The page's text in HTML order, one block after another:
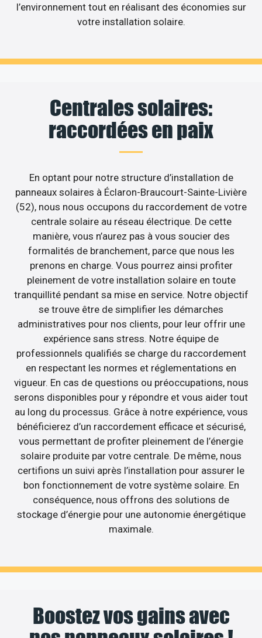
l’environnement tout en réalisant des économies sur
votre installation solaire.
Centrales solaires:
raccordées en paix
En optant pour notre structure d’installation de
panneaux solaires à Éclaron-Braucourt-Sainte-Livière
(52), nous nous occupons du raccordement de votre
centrale solaire au réseau électrique. De cette
manière, vous n’aurez pas à vous soucier des
formalités de branchement, parce que nous les
prenons en charge. Vous pourrez ainsi profiter
pleinement de votre installation solaire en toute
tranquillité pendant sa mise en service. Notre objectif
se trouve être de simplifier les démarches
administratives pour nos clients, pour leur offrir une
expérience sans stress. Notre équipe de
professionnels qualifiés se charge du raccordement
en respectant les normes et réglementations en
vigueur. En cas de questions ou préoccupations, nous
serons disponibles pour y répondre et vous aider tout
au long du processus. Grâce à notre expérience, vous
bénéficierez d’un raccordement efficace et sécurisé,
vous permettant de profiter pleinement de l’énergie
solaire produite par votre centrale. De même, nous
certifions un suivi après l’installation pour assurer le
bon fonctionnement de votre système solaire. En
conséquence, nous offrons des solutions de
stockage d’énergie pour une autonomie énergétique
maximale.
Boostez vos gains avec